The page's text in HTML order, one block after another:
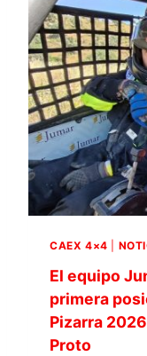
E
4
×
4
D
E
C
A
S
T
E
L
R
2
0
P
O
J
U
M
A
R
T
E
A
M
O
F
I
R
M
I
P
O
J
U
M
A
R
T
E
A
M
A
L
V
U
CAEX 4×4
El equipo
primera
Pizarra
Proto